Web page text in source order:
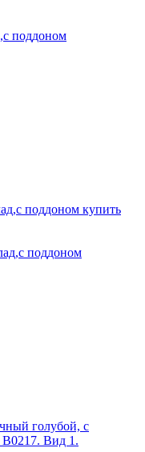
поддоном
поддоном